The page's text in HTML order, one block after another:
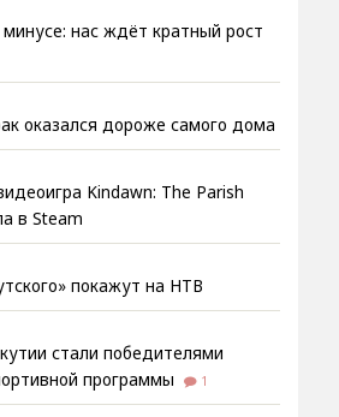
минусе: нас ждёт кратный рост
оказался дороже самого дома
Kindawn: The Parish
в Steam
покажут на НТВ
стали победителями
программы
1